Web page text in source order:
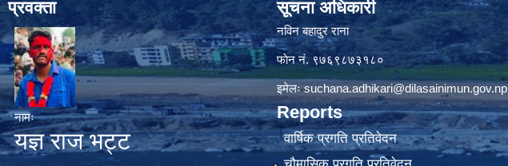
प्रवक्ता
नामः
यज्ञ राज भट्ट
सूचना अधिकारी
नविन बहादुर राना
फाेन नं. ९७६९८७३१८०
इमेलःsuchana.adhikari@dilasainimun.gov.np
Reports
वार्षिक प्रगति प्रतिवेदन